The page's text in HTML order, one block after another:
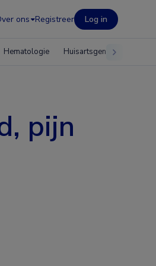
ons Registreer Log in
Hematologie Huisartsgeneeskunde
pijn